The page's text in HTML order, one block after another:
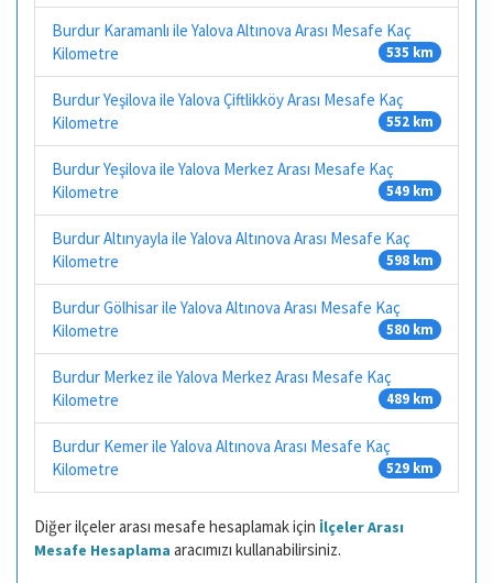
Burdur Karamanlı ile Yalova Altınova Arası Mesafe Kaç
Kilometre
535 km
Burdur Yeşilova ile Yalova Çiftlikköy Arası Mesafe Kaç
Kilometre
552 km
Burdur Yeşilova ile Yalova Merkez Arası Mesafe Kaç
Kilometre
549 km
Burdur Altınyayla ile Yalova Altınova Arası Mesafe Kaç
Kilometre
598 km
Burdur Gölhisar ile Yalova Altınova Arası Mesafe Kaç
Kilometre
580 km
Burdur Merkez ile Yalova Merkez Arası Mesafe Kaç
Kilometre
489 km
Burdur Kemer ile Yalova Altınova Arası Mesafe Kaç
Kilometre
529 km
Diğer ilçeler arası mesafe hesaplamak için İlçeler Arası
Mesafe Hesaplama aracımızı kullanabilirsiniz.